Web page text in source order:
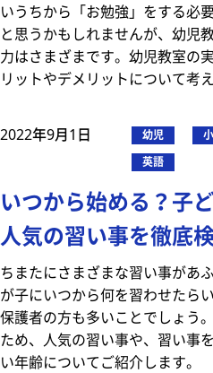
いうちから「お勉強」をする必
と思うかもしれませんが、幼児
力はさまざまです。幼児教室の
リットやデメリットについて考
2022年9月1日 幼児
英語
いつから始める？子
人気の習い事を徹底
ちまたにさまざまな習い事があ
が子にいつから何を習わせたら
保護者の方も多いことでしょう
ため、人気の習い事や、習い事
い年齢についてご紹介します。